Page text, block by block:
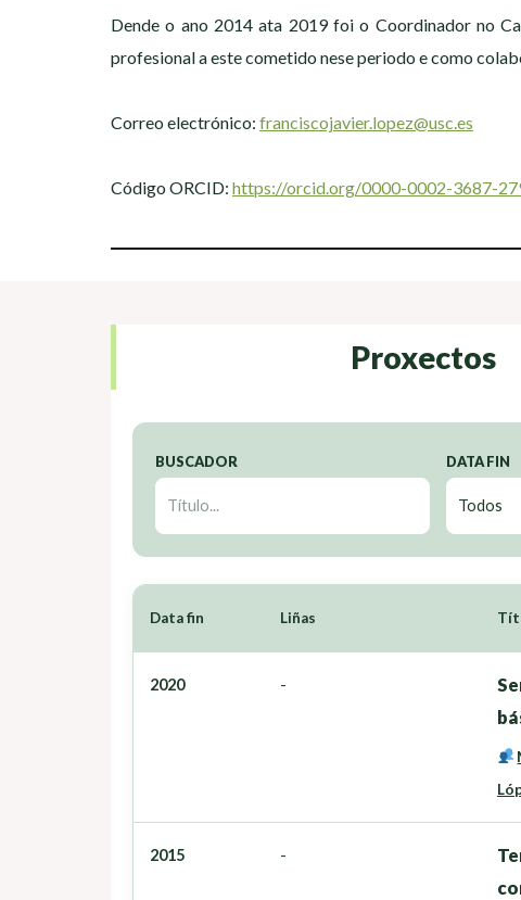
Dende o ano 2014 ata 2019 foi o Coordinador no
profesional a este cometido nese periodo e como
Correo electrónico: franciscojavier.lopez@usc.es
Código ORCID: https://orcid.org/0000-0002-3687-
Proxectos
BUSCADOR DATA FIN
Data fin Liñas
2020 -
2015 -